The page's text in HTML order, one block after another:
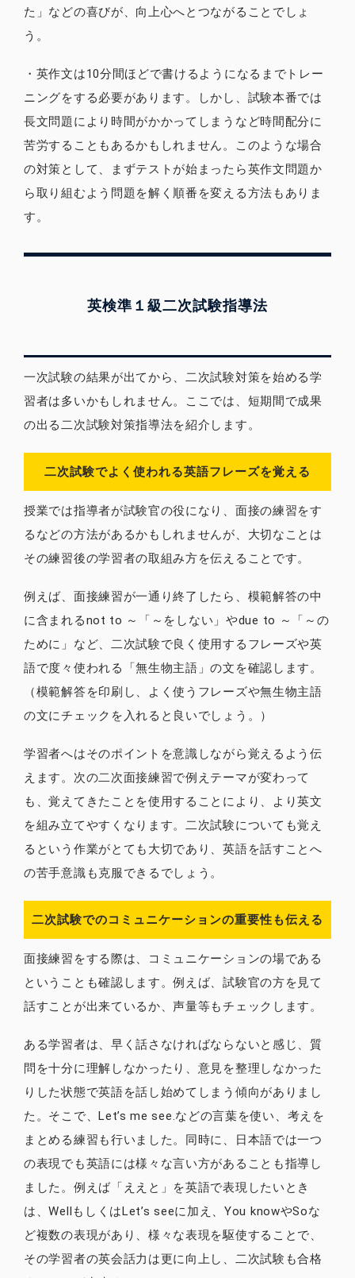
た」などの喜びが、向上心へとつながることでしょ
う。
・英作文は10分間ほどで書けるようになるまでトレー
ニングをする必要があります。しかし、試験本番では
長文問題により時間がかかってしまうなど時間配分に
苦労することもあるかもしれません。このような場合
の対策として、まずテストが始まったら英作文問題か
ら取り組むよう問題を解く順番を変える方法もありま
す。
英検準１級二次試験指導法
一次試験の結果が出てから、二次試験対策を始める学
習者は多いかもしれません。ここでは、短期間で成果
の出る二次試験対策指導法を紹介します。
二次試験でよく使われる英語フレーズを覚える
授業では指導者が試験官の役になり、面接の練習をす
るなどの方法があるかもしれませんが、大切なことは
その練習後の学習者の取組み方を伝えることです。
例えば、面接練習が一通り終了したら、模範解答の中
に含まれるnot to ～「～をしない」やdue to ～「～の
ために」など、二次試験で良く使用するフレーズや英
語で度々使われる「無生物主語」の文を確認します。
（模範解答を印刷し、よく使うフレーズや無生物主語
の文にチェックを入れると良いでしょう。）
学習者へはそのポイントを意識しながら覚えるよう伝
えます。次の二次面接練習で例えテーマが変わって
も、覚えてきたことを使用することにより、より英文
を組み立てやすくなります。二次試験についても覚え
るという作業がとても大切であり、英語を話すことへ
の苦手意識も克服できるでしょう。
二次試験でのコミュニケーションの重要性も伝える
面接練習をする際は、コミュニケーションの場である
ということも確認します。例えば、試験官の方を見て
話すことが出来ているか、声量等もチェックします。
ある学習者は、早く話さなければならないと感じ、質
問を十分に理解しなかったり、意見を整理しなかった
りした状態で英語を話し始めてしまう傾向がありまし
た。そこで、Let’s me see.などの言葉を使い、考えを
まとめる練習も行いました。同時に、日本語では一つ
の表現でも英語には様々な言い方があることも指導し
ました。例えば「ええと」を英語で表現したいとき
は、WellもしくはLet’s seeに加え、You knowやSoな
ど複数の表現があり、様々な表現を駆使することで、
その学習者の英会話力は更に向上し、二次試験も合格